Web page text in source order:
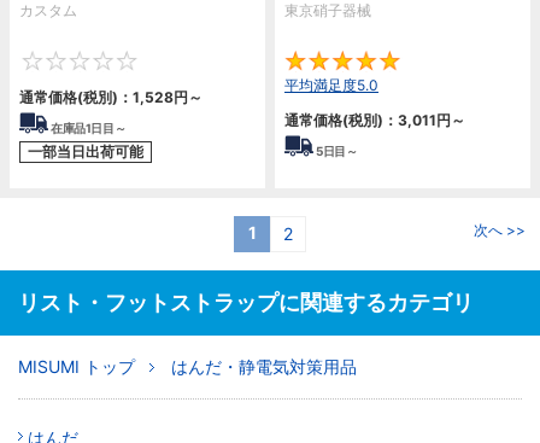
カスタム
通常価格(税別)： 1,528円 ～
在庫品1日目～
一部当日出荷可能
東京硝子器械
平均満足度5.0
通常価格(税別)： 3,011円 ～
5日目～
1 2 次へ >>
リスト・フットストラップに関連するカテゴリ
MISUMI トップ はんだ・静電気対策用品
はんだ